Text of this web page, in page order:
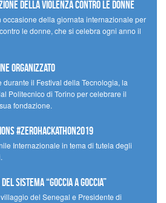
della violenza contro le donne
occasione della giornata internazionale per
le donne, che si celebra ogni anno il
organizzato
durante il Festival della Tecnologia, la
Politecnico di Torino per celebrare il
fondazione.
#ZEROHackathon2019
Internazionale in tema di tutela degli
SISTEMA “GOCCIA A GOCCIA”
del Senegal e Presidente di